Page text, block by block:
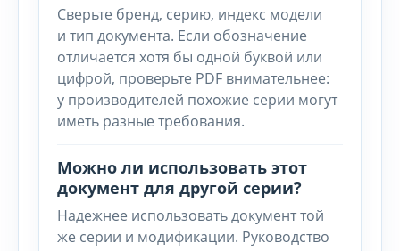
Сверьте бренд, серию, индекс модели
и тип документа. Если обозначение
отличается хотя бы одной буквой или
цифрой, проверьте PDF внимательнее:
у производителей похожие серии могут
иметь разные требования.
Можно ли использовать этот
документ для другой серии?
Надежнее использовать документ той
же серии и модификации. Руководство